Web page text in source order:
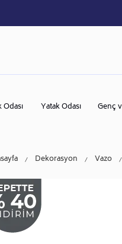
Yatak Odası Genç
Dekorasyon Vazo